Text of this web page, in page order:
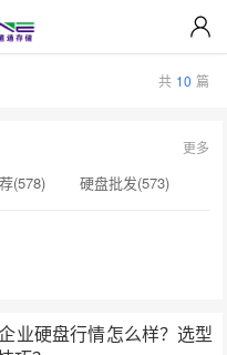
共 10 篇
(578)
硬盘批发(573)
NAS(132)
更多
业硬盘行情怎么样？选型